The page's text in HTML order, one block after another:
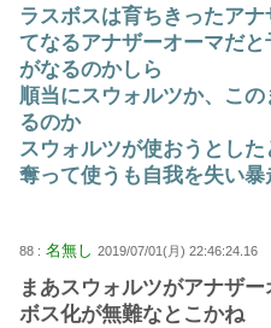
ラスボスは育ちきったア
てなるアナザーオーマだ
がなるのかしら
順当にスウォルツか、こ
るのか
スウォルツが使おうとし
奪って使うも自我を失い暴
88 : 名無し 2019/07/01(月) 22:46:24.16
まあスウォルツがアナザ
ボス化が無難なとこかね